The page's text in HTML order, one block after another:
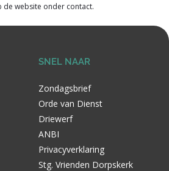
de website onder contact.
SNEL NAAR
Zondagsbrief
Orde van Dienst
Driewerf
ANBI
Privacyverklaring
Stg. Vrienden Dorpskerk